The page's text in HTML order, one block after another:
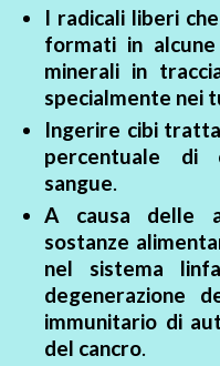
I radicali liberi
formati in
minerali in
specialmente nei
Ingerire cibi
percentuale di
sangue.
A causa delle
sostanze
nel sistema
degenerazione
immunitario di
del cancro.